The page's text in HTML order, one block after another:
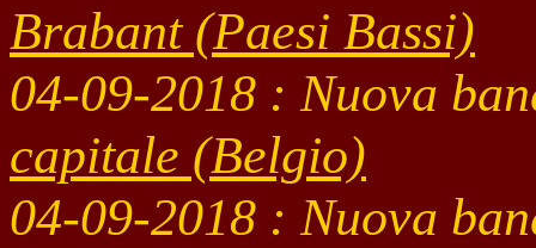
Brabant (Paesi Bassi)
04-09-2018 : Nuova
capitale (Belgio)
04-09-2018 : Nuova